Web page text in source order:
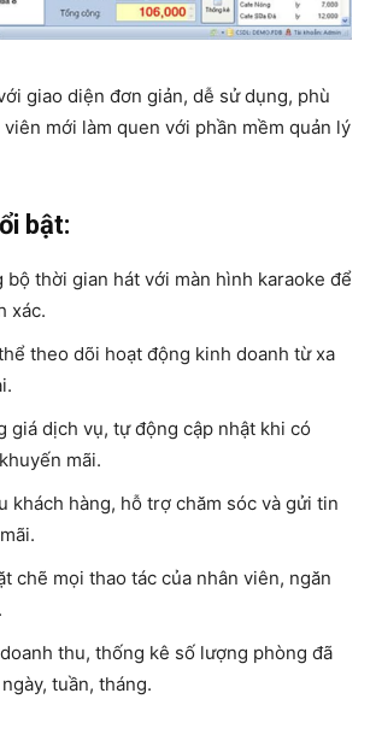
giao diện đơn giản, dễ sử dụng, phù
mới làm quen với phần mềm quản lý
bật:
bộ thời gian hát với màn hình karaoke để
xác.
theo dõi hoạt động kinh doanh từ xa
giá dịch vụ, tự động cập nhật khi có
mãi.
khách hàng, hỗ trợ chăm sóc và gửi tin
chẽ mọi thao tác của nhân viên, ngăn
thu, thống kê số lượng phòng đã
tuần, tháng.